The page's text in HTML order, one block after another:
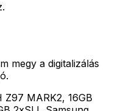
megy a digitalizálás
MARK2, 16GB